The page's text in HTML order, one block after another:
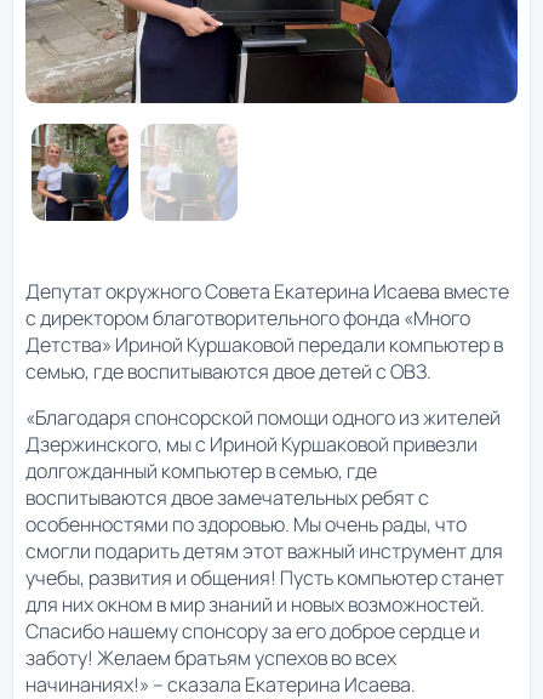
Депутат окружного Совета Екатерина Исаева вместе
с директором благотворительного фонда «Много
Детства» Ириной Куршаковой передали компьютер в
семью, где воспитываются двое детей с ОВЗ.
«Благодаря спонсорской помощи одного из жителей
Дзержинского, мы с Ириной Куршаковой привезли
долгожданный компьютер в семью, где
воспитываются двое замечательных ребят с
особенностями по здоровью. Мы очень рады, что
смогли подарить детям этот важный инструмент для
учебы, развития и общения! Пусть компьютер станет
для них окном в мир знаний и новых возможностей.
Спасибо нашему спонсору за его доброе сердце и
заботу! Желаем братьям успехов во всех
начинаниях!» – сказала Екатерина Исаева.